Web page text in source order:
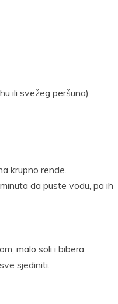
ili svežeg peršuna)
krupno rende.
da puste vodu, pa ih
malo soli i bibera.
sjediniti.